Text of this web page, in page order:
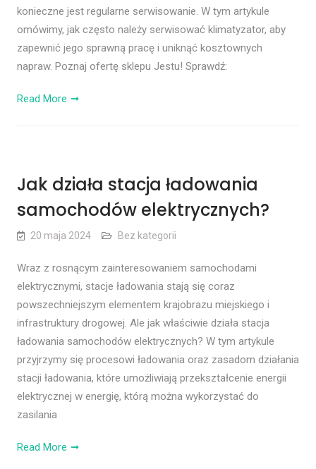
konieczne jest regularne serwisowanie. W tym artykule
omówimy, jak często należy serwisować klimatyzator, aby
zapewnić jego sprawną pracę i uniknąć kosztownych
napraw. Poznaj ofertę sklepu Jestu! Sprawdź:
Read More
Jak działa stacja ładowania
samochodów elektrycznych?
20 maja 2024 Bez kategorii
Wraz z rosnącym zainteresowaniem samochodami
elektrycznymi, stacje ładowania stają się coraz
powszechniejszym elementem krajobrazu miejskiego i
infrastruktury drogowej. Ale jak właściwie działa stacja
ładowania samochodów elektrycznych? W tym artykule
przyjrzymy się procesowi ładowania oraz zasadom działania
stacji ładowania, które umożliwiają przekształcenie energii
elektrycznej w energię, którą można wykorzystać do
zasilania
Read More